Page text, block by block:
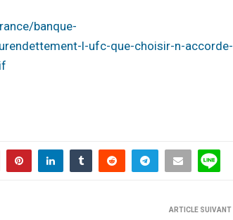
banque-
l-ufc-que-choisir-n-accorde-
ARTICLE SUIVANT